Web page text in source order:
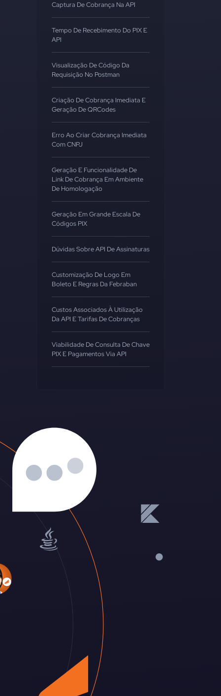
Captura De Cobrança Na API
Tempo De Recebimento Do PIX E
API
Visualização De Código Da
Requisição No Postman
Criação De Cobrança Imediata E
Geração De QRCodes
Erro Ao Criar Cobrança Imediata
Com CNPJ
Geração E Funcionalidade De
Link De Cobrança Em Ambiente
De Homologação
Geração Em Grande Escala De
Códigos PIX
Dúvidas Sobre API De Assinaturas
Customização De Logo Em
Boleto E Regras Da Febraban
Custos Associados À Utilização
Da API E Tarifas De Cobranças
Viabilidade De Consulta De Chave
PIX E Pagamentos Via API